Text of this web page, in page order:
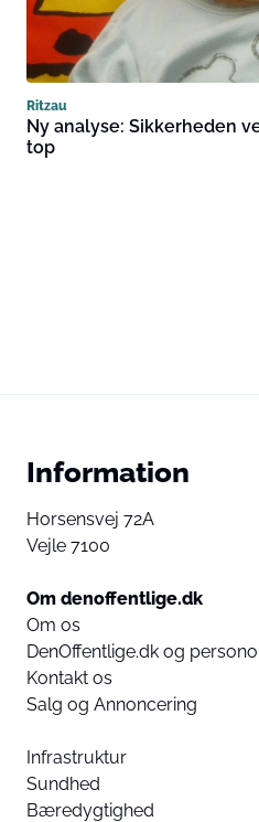
Ritzau
Ny analyse: Sikkerheden
top
Information
Horsensvej 72A
Vejle 7100
Om denoffentlige.dk
Om os
DenOffentlige.dk og
Kontakt os
Salg og Annoncering
Infrastruktur
Sundhed
Bæredygtighed